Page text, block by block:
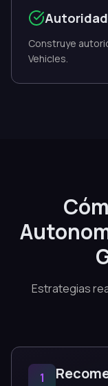
Construye
Vehicles.
Estrategias
1